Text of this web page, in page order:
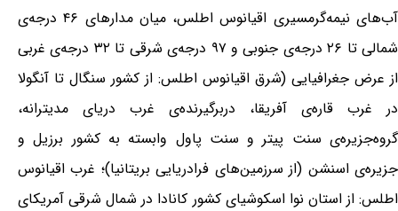
آب‌های نیمه‌گرمسیری اقیانوس اطلس، میان مدارهای ۴۶ درجه‌ی
شمالی تا ۲۶ درجه‌ی جنوبی و ۹۷ درجه‌ی شرقی تا ۳۲ درجه‌ی غربی
از عرض جغرافیایی (شرق اقیانوس اطلس: از کشور سنگال تا آنگولا
در غرب قاره‌ی آفریقا، دربرگیرنده‌ی غرب دریای مدیترانه،
گروه‌جزیره‌ی سنت پیتر و سنت پاول وابسته به کشور برزیل و
جزیره‌ی اسنشن (از سرزمین‌های فرادریایی بریتانیا)؛ غرب اقیانوس
اطلس: از استان نوا اسکوشیای کشور کانادا در شمال شرقی آمریکای